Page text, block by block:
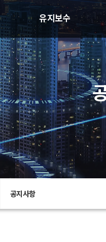
유지보수
공지사항